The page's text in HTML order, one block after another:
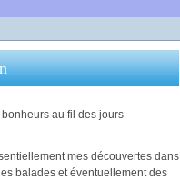
bonheurs au fil des jours
mes découvertes dans
balades et éventuellement des